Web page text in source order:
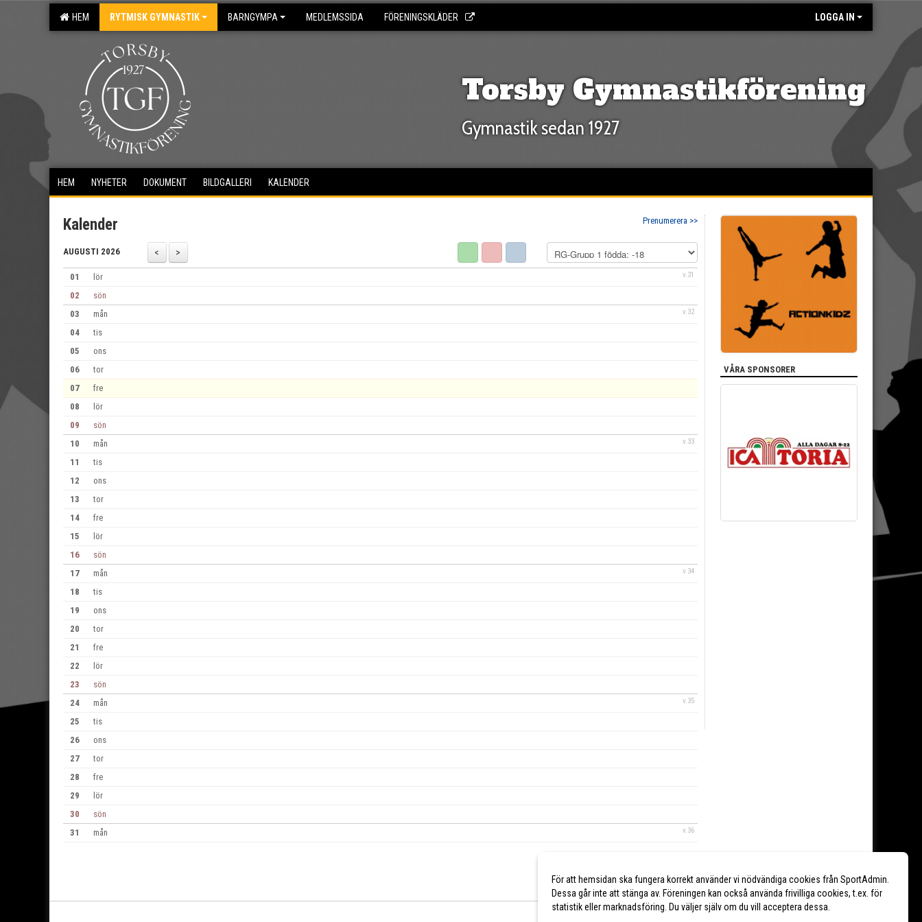
HEM RYTMISK GYMNASTIK BARNGYMPA MEDLEMSSIDA FÖRENINGSKLÄDER LOGGA IN
Torsby Gymnastikförening
Gymnastik sedan 1927
HEM NYHETER DOKUMENT BILDGALLERI KALENDER
Prenumerera >>
Kalender
AUGUSTI 2026
v.31
01
lör
02
sön
v.32
03
mån
04
tis
05
ons
06
tor
07
fre
08
lör
09
sön
v.33
10
mån
11
tis
12
ons
13
tor
14
fre
15
lör
16
sön
v.34
17
mån
18
tis
19
ons
20
tor
21
fre
22
lör
23
sön
v.35
24
mån
25
tis
26
ons
27
tor
28
fre
29
lör
30
sön
v.36
31 mån
VÅRA SPONSORER
För att hemsidan ska fungera korrekt använder vi nödvändiga cookies från SportAdmin.
Dessa går inte att stänga av. Föreningen kan också använda frivilliga cookies, t.ex. för
statistik eller marknadsföring. Du väljer själv om du vill acceptera dessa.